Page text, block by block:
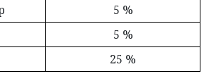
5 %
5 %
25 %